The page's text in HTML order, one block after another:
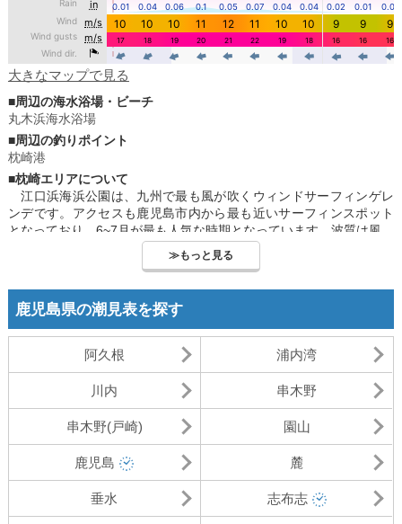
大きなマップで見る
■周辺の海水浴場・ビーチ
丸木浜海水浴場
■周辺の釣りポイント
枕崎港
■枕崎エリアについて
江口浜海浜公園は、九州で最も風が吹くウィンドサーフィンゲレ
ンデです。アクセスも鹿児島市内から最も近いサーフィンスポット
となっており、6~7月が最も人気な時期となっています。波質は風の
影響もありパワフルで、波を楽しみたい方は十分満足できるビーチ
です。吹上浜初の人工ビーチをはじめ、トイレ、シャワー、棟、イ
す。国際サンドアートフェスティバルやはだしのコンサートなど多
くのイベントが開催されており、タイミングが合えば、イベントも
楽しむことも出来ます。又、このビーチは、東シナ海に面している
ため、海面に映る夕日がとても綺麗で、景色を楽しみながら、サー
フィンで楽しむことが出来ます。又、江口漁港にも近く、釣りも併
せて楽しめます。
吹上浜は、鹿児島中央駅から車で45分のところに位置しており、
こちらも市内からアクセスしやすい良いところにあります。薩摩半
島西海岸に位置し、約40kmの大砂丘となっているのが特徴のビーチ
です。この砂丘は日本三大砂丘の１つであり、開放的な砂浜海岸で
す。釣りも、ブリやナブラなど青物を釣ることが出来、ビーチと併
≫もっと見る
鹿児島県の潮見表を探す
阿久根 浦内湾
川内 串木野
串木野(戸崎) 園山
鹿児島 麓
垂水 志布志